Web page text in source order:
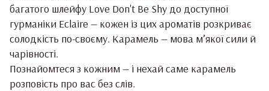
багатого шлейфу Love Don't Be Shy до доступної
гурманіки Eclaire — кожен із цих ароматів розкриває
солодкість по-своєму. Карамель — мова м’якої сили й
чарівності.
Познайомтеся з кожним — і нехай саме карамель
розповість про вас без слів.